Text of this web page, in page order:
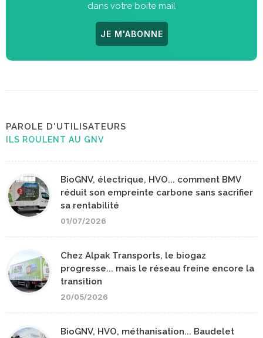
dans votre boite mail
JE M'ABONNE
PAROLE D'UTILISATEURS
ILS ROULENT AU GNV
BioGNV, électrique, HVO... comment BMV
réduit son empreinte carbone sans sacrifier
sa rentabilité
01/07/2026
Chez Alpak Transports, le biogaz
progresse... mais le réseau freine encore la
transition
20/05/2026
BioGNV, HVO, méthanisation... Baudelet